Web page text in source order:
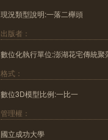
現況類型說明:一落二櫸頭
出版者：
數位化執行單位:澎湖花宅傳統
格式：
數位3D模型比例:一比一
管理權：
國立成功大學